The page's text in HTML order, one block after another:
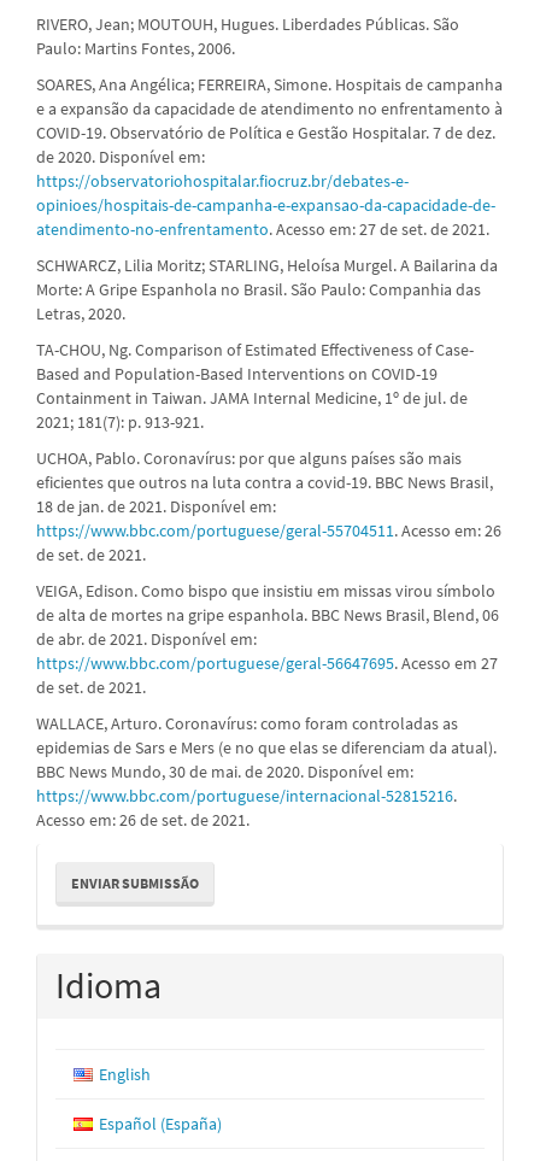
RIVERO, Jean; MOUTOUH, Hugues. Liberdades Públicas. São
Paulo: Martins Fontes, 2006.
SOARES, Ana Angélica; FERREIRA, Simone. Hospitais de campanha
e a expansão da capacidade de atendimento no enfrentamento à
COVID-19. Observatório de Política e Gestão Hospitalar. 7 de dez.
de 2020. Disponível em:
https://observatoriohospitalar.fiocruz.br/debates-e-
opinioes/hospitais-de-campanha-e-expansao-da-capacidade-de-
atendimento-no-enfrentamento. Acesso em: 27 de set. de 2021.
SCHWARCZ, Lilia Moritz; STARLING, Heloísa Murgel. A Bailarina da
Morte: A Gripe Espanhola no Brasil. São Paulo: Companhia das
Letras, 2020.
TA-CHOU, Ng. Comparison of Estimated Effectiveness of Case-
Based and Population-Based Interventions on COVID-19
Containment in Taiwan. JAMA Internal Medicine, 1º de jul. de
2021; 181(7): p. 913-921.
UCHOA, Pablo. Coronavírus: por que alguns países são mais
eficientes que outros na luta contra a covid-19. BBC News Brasil,
18 de jan. de 2021. Disponível em:
https://www.bbc.com/portuguese/geral-55704511. Acesso em: 26
de set. de 2021.
VEIGA, Edison. Como bispo que insistiu em missas virou símbolo
de alta de mortes na gripe espanhola. BBC News Brasil, Blend, 06
de abr. de 2021. Disponível em:
https://www.bbc.com/portuguese/geral-56647695. Acesso em 27
de set. de 2021.
WALLACE, Arturo. Coronavírus: como foram controladas as
epidemias de Sars e Mers (e no que elas se diferenciam da atual).
BBC News Mundo, 30 de mai. de 2020. Disponível em:
https://www.bbc.com/portuguese/internacional-52815216.
Acesso em: 26 de set. de 2021.
Enviar
Submissão
ENVIAR SUBMISSÃO
Idioma
English
Español (España)